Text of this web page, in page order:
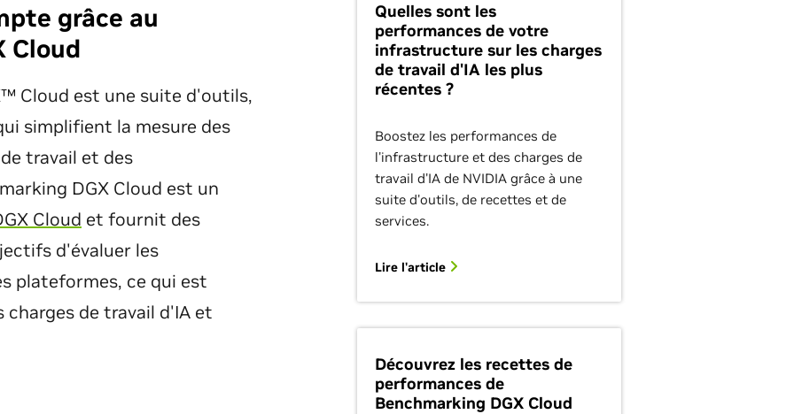
grâce au
Cloud
Cloud est une suite d'outils,
simplifient la mesure des
travail et des
DGX Cloud est un
Cloud et fournit des
d'évaluer les
plateformes, ce qui est
de travail d'IA et
Quelles sont les
performances de votre
infrastructure sur les charges
de travail d'IA les plus
récentes ?
Boostez les performances de
l'infrastructure et des charges de
travail d'IA de NVIDIA grâce à une
suite d'outils, de recettes et de
services.
Lire l'article
Découvrez les recettes de
performances de
Benchmarking DGX Cloud